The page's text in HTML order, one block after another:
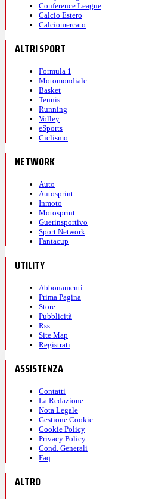
Conference League
Calcio Estero
Calciomercato
ALTRI SPORT
Formula 1
Motomondiale
Basket
Tennis
Running
Volley
eSports
Ciclismo
NETWORK
Auto
Autosprint
Inmoto
Motosprint
Guerinsportivo
Sport Network
Fantacup
UTILITY
Abbonamenti
Prima Pagina
Store
Pubblicità
Rss
Site Map
Registrati
ASSISTENZA
Contatti
La Redazione
Nota Legale
Gestione Cookie
Cookie Policy
Privacy Policy
Cond. Generali
Faq
ALTRO